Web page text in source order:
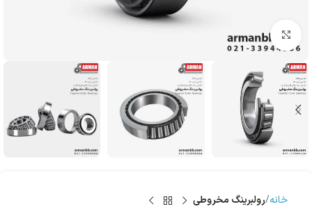
بزرگنمایی تصویر
خانه رولبرینگ‌ مخروطی